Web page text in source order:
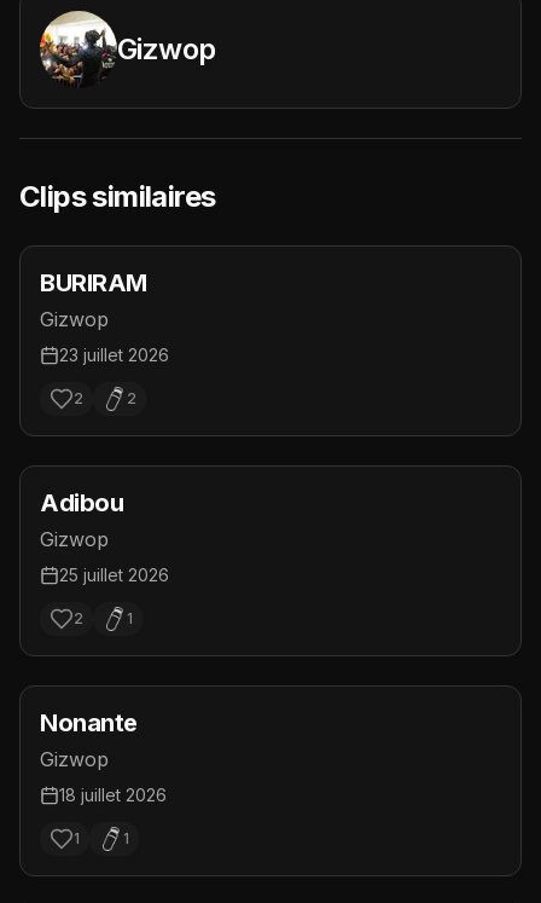
Gizwop
Clips similaires
BURIRAM
Gizwop
23 juillet 2026
2 2
Adibou
Gizwop
25 juillet 2026
2 1
Nonante
Gizwop
18 juillet 2026
1 1